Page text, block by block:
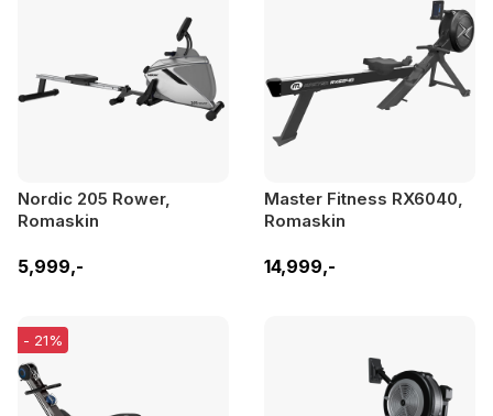
Nordic 205 Rower,
Romaskin
5,999,-
Master Fitness RX6040,
Romaskin
14,999,-
- 21%